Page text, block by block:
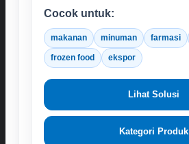
Cocok untuk:
makanan minuman farmasi
frozen food ekspor
Lihat Solusi
Kategori Produk